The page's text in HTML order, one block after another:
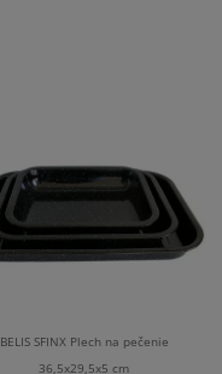
BELIS SFINX Plech na pečenie
36,5x29,5x5 cm